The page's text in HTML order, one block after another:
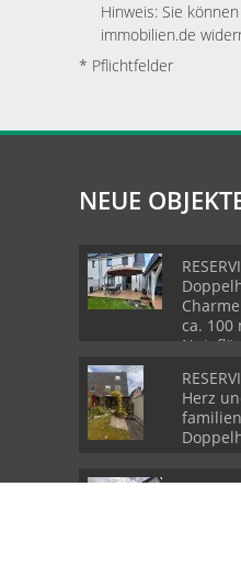
Hinweis: Sie
immobilien.de
* Pflichtfelder
NEUE
ca. 100
Herz